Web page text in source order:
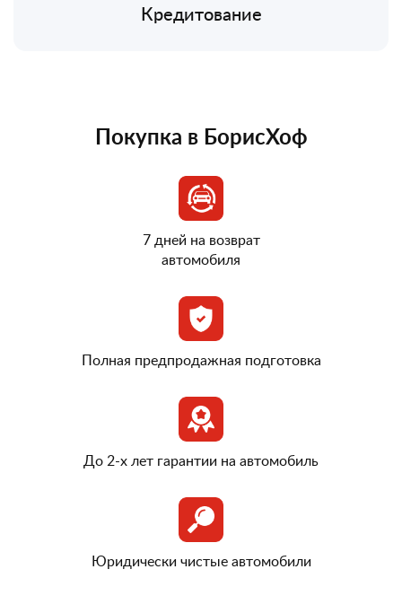
Кредитование
Покупка в БорисХоф
7 дней на возврат
автомобиля
Полная предпродажная подготовка
До 2-х лет гарантии на автомобиль
Юридически чистые автомобили